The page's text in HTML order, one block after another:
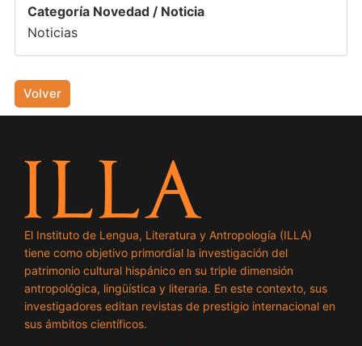
Categoría Novedad / Noticia
Noticias
Volver
El Instituto de Lengua, Literatura y Antropología (ILLA)
tiene como objetivo primordial la investigación del
patrimonio cultural hispánico en su triple dimensión
antropológica, lingüística y literaria. En este contexto, sus
investigadores editan revistas de prestigio internacional en
sus ámbitos científicos.